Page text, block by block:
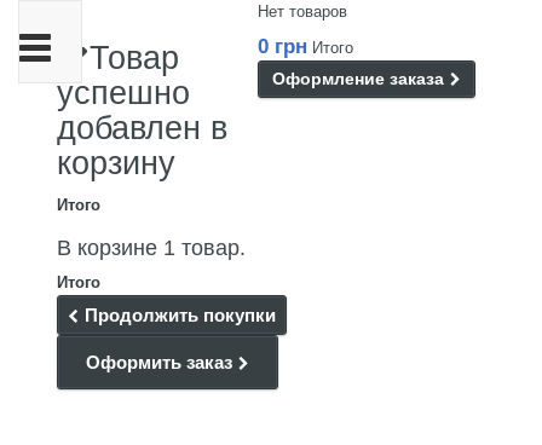
Нет товаров
0 грн Итого
Оформление заказа
Товар
успешно
добавлен в
корзину
Итого
В корзине 1 товар.
Итого
Продолжить покупки
Оформить заказ
Переключить
навигации